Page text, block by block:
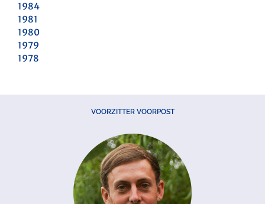
1984
1981
1980
1979
1978
VOORZITTER VOORPOST